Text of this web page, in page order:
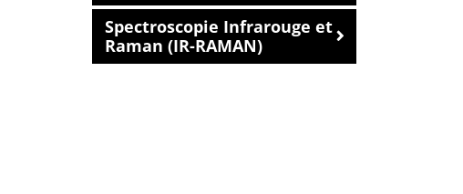
Spectroscopie Infrarouge et
Raman (IR-RAMAN)